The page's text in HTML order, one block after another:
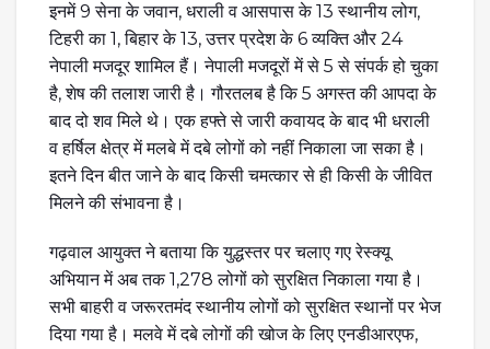
इनमें 9 सेना के जवान, धराली व आसपास के 13 स्थानीय लोग,
टिहरी का 1, बिहार के 13, उत्तर प्रदेश के 6 व्यक्ति और 24
नेपाली मजदूर शामिल हैं। नेपाली मजदूरों में से 5 से संपर्क हो चुका
है, शेष की तलाश जारी है। गौरतलब है कि 5 अगस्त की आपदा के
बाद दो शव मिले थे। एक हफ्ते से जारी कवायद के बाद भी धराली
व हर्षिल क्षेत्र में मलबे में दबे लोगों को नहीं निकाला जा सका है।
इतने दिन बीत जाने के बाद किसी चमत्कार से ही किसी के जीवित
मिलने की संभावना है।
गढ़वाल आयुक्त ने बताया कि युद्धस्तर पर चलाए गए रेस्क्यू
अभियान में अब तक 1,278 लोगों को सुरक्षित निकाला गया है।
सभी बाहरी व जरूरतमंद स्थानीय लोगों को सुरक्षित स्थानों पर भेज
दिया गया है। मलवे में दबे लोगों की खोज के लिए एनडीआरएफ,